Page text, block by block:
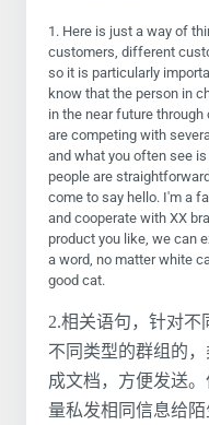
1. Here is just a way of
customers, different
so it is particularly
know that the person in
in the near future
are competing with
and what you often see
people are
come to say hello. I'm a
and cooperate with XX
product you like, we can
a word, no matter white
good cat.
2.相关语句，针对
不同类型的群组的
成文档，方便发送
量私发相同信息给陌